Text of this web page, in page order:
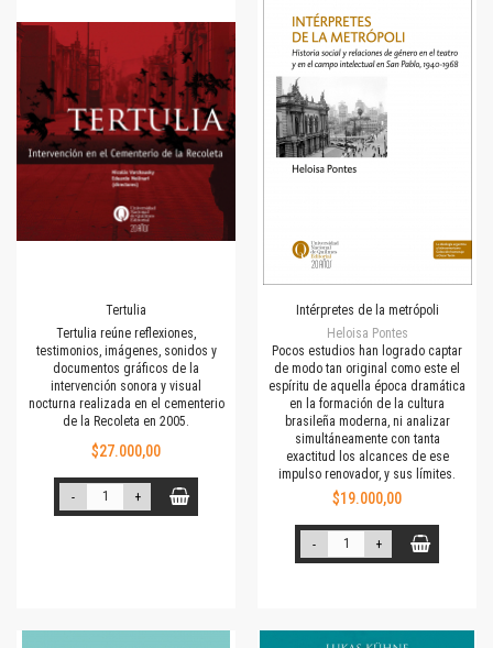
Tertulia
Tertulia reúne reflexiones,
testimonios, imá­­genes, sonidos y
documentos gráficos de la
intervención sonora y visual
nocturna realizada en el cementerio
de la Recoleta en 2005.
$27.000,00
- +
Intérpretes de la metrópoli
Heloisa Pontes
Pocos estudios han logrado captar
de modo tan original como este el
espíritu de aquella época dramática
en la formación de la cultura
brasileña moderna, ni analizar
simultáneamente con tanta
exactitud los alcances de ese
impulso renovador, y sus límites.
$19.000,00
- +